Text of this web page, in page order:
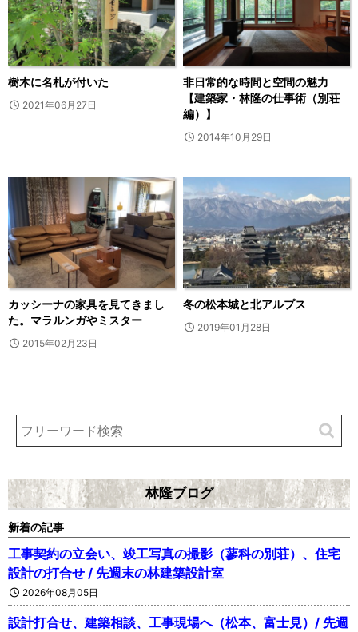
樹木に名札が付いた
2021年06月27日
非日常的な時間と空間の魅力
【建築家・林隆の仕事術（別荘
編）】
2014年10月29日
カッシーナの家具を見てきまし
た。マラルンガやミスター
2015年02月23日
冬の松本城と北アルプス
2019年01月28日
林隆ブログ
新着の記事
工事契約の立会い、竣工写真の撮影（蓼科の別荘）、住宅
設計の打合せ / 先週末の林建築設計室
2026年08月05日
設計打合せ、建築相談、工事現場へ（松本、富士見）/ 先週